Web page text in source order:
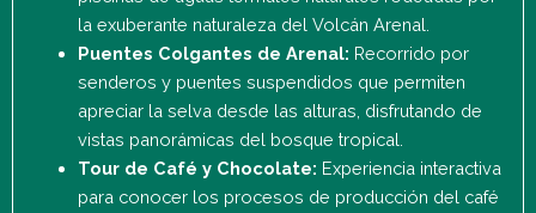
la exuberante naturaleza del Volcán Arenal.
Puentes Colgantes de Arenal: Recorrido por
senderos y puentes suspendidos que permiten
apreciar la selva desde las alturas, disfrutando de
vistas panorámicas del bosque tropical.
Tour de Café y Chocolate: Experiencia interactiva
para conocer los procesos de producción del café